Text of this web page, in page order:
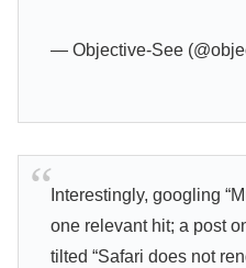
— Objective-See
Interestingly, googling
one relevant hit; a post
tilted “Safari does not